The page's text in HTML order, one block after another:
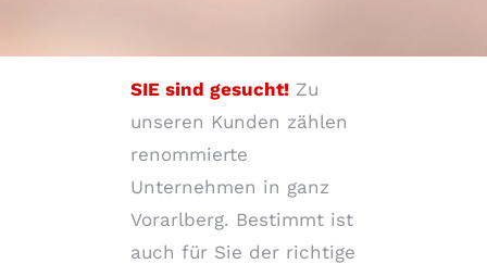
SIE sind gesucht! Zu
unseren Kunden zählen
renommierte
Unternehmen in ganz
Vorarlberg. Bestimmt ist
auch für Sie der richtige